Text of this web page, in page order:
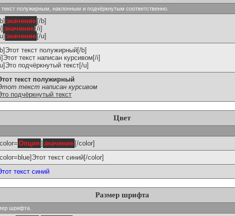
полужирным, наклонным и подчёркнутым соответственно.
значение [/b]
значение [/i]
значение [/u]
текст полужирный[/b]
текст написан курсивом[/i]
подчёркнутый текст[/u]
текст полужирный
текст написан курсивом
подчёркнутый текст
Цвет
Опция ] значение [/color]
текст синий[/color]
текст синий
Размер шрифта
шрифта.